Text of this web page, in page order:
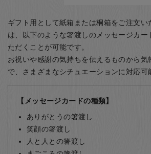
ギフト用として紙箱または桐箱をご注文い
は、以下のような箸渡しのメッセージカー
ただくことが可能です。
お祝いや感謝の気持ちを伝えるものから気
で、さまざまなシチュエーションに対応可
【メッセージカードの種類】
ありがとうの箸渡し
笑顔の箸渡し
人と人との箸渡し